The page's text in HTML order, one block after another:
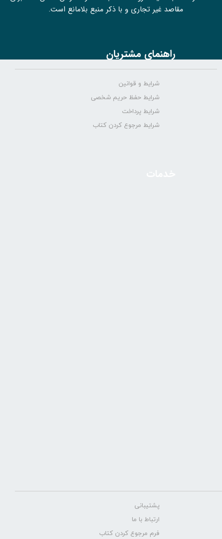
مقاصد غیر تجاری و با ذکر منبع بلامانع است.
راهنمای مشتریان
شرایط و قوانین
شرایط حفظ حریم شخصی
شرایط پرداخت
شرایط مرجوع کردن کتاب
پشتیبانی
ارتباط با ما
فرم مرجوع کردن کتاب